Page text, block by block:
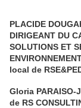
PLACIDE
DIRIGEANT DU
SOLUTIONS ET
local de
Gloria PARAISO-
de RS